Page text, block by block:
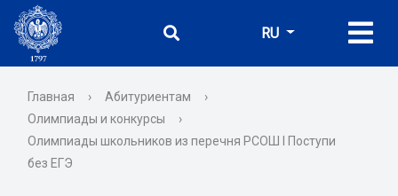
RU
Главная › Абитуриентам
›
Олимпиады и конкурсы
›
Олимпиады школьников из перечня РСОШ I Поступи
без ЕГЭ